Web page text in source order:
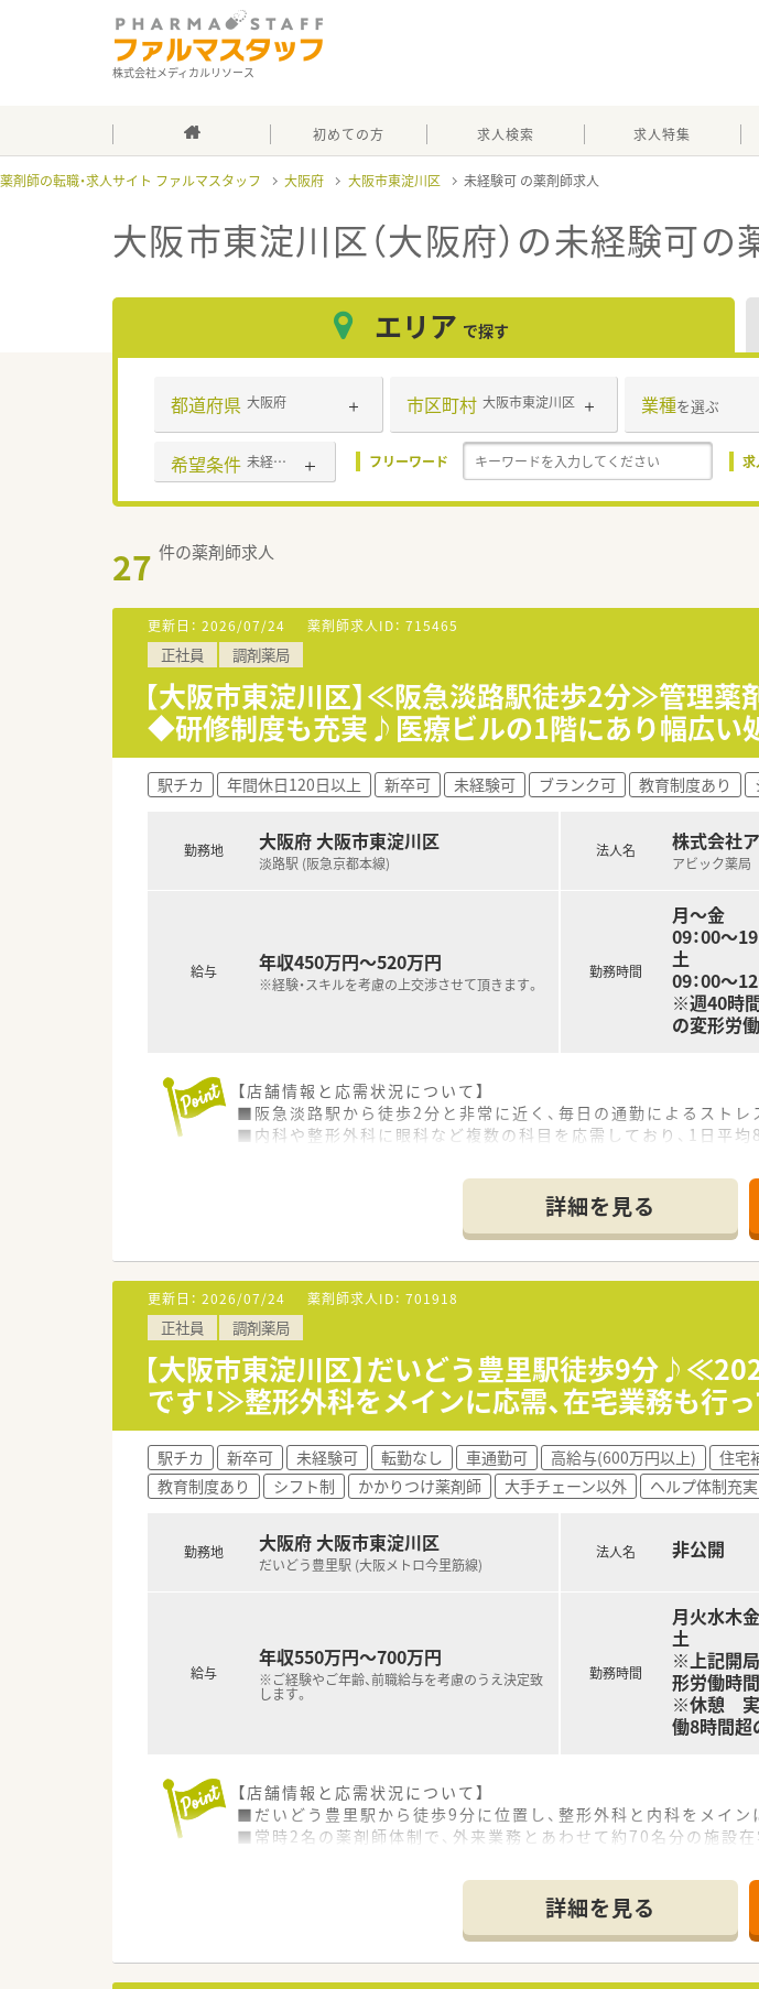
株式会社メディカルリソース
初めての方 求人検索 求人特集
薬剤師の転職・求人サイト ファルマスタッフ 大阪府 大阪市東淀川区 未経験可
大阪市東淀川区（大阪府）の未経験可の
エリア で探す
都道府県 大阪府 市区町村 大阪市東淀川区 業種を選ぶ
希望条件 未経験可 フリーワード
27 件の薬剤師求人
更新日： 2026/07/24 薬剤師求人ID： 715465
正社員 調剤薬局
【大阪市東淀川区】≪阪急淡路駅徒歩2分≫管理薬
◆研修制度も充実♪医療ビルの1階にあり幅広い
駅チカ 年間休日120日以上 新卒可 未経験可 ブランク可 教育制度あり
勤務地 大阪府 大阪市東淀川区
淡路駅 (阪急京都本線)
給与 年収450万円～520万円
※経験・スキルを考慮の上交渉させて頂きます。
法人名 株式会社
アビック薬
勤務時間
月～金
09：00～
土
09：00～
※週40時
の変形労
【店舗情報と応需状況について】
■阪急淡路駅から徒歩2分と非常に近く、毎日の通勤によるスト
■内科や整形外科に眼科など複数の科目を応需しており、1日平
■現職の管理薬剤師が異動することに伴う欠員補充のため、今後
■専門知識も大切ですが何よりお人柄を重視しており、周囲と円
■5年以上の調剤経験がある方を優先しますが、未経験でもフッ
【法人特徴について】
■創業当初から無借金経営を継続しているため財務基盤が非常に
■地域密着型の店舗展開を大切にしており、無理な拡大はせず信
■管理栄養士による栄養相談会や検体測定室の導入など、処方箋
【求人情報について】
■想定年収は450万円から520万円となっており、これまでのご
■昇給は年に1回あり賞与も年に2回しっかり支給されるため、目
■住宅補助はありませんが、薬剤師手当や管理職手当などの各種
【勤務実態について】
■全店舗の平均残業時間は月10時間未満と非常に短く、効率的
■年間休日は123日と業界トップクラスの多さを誇り、有給休暇
■産休や育休からの復帰率は100パーセントを維持しており、ラ
詳細を見る
更新日： 2026/07/24 薬剤師求人ID： 701918
正社員 調剤薬局
【大阪市東淀川区】だいどう豊里駅徒歩9分
です！≫整形外科をメインに応需、在宅業務も行
駅チカ 新卒可 未経験可 転勤なし 車通勤可 高給与(600万円以上) 住宅
教育制度あり
シフト制 かかりつけ薬剤師 大手チェーン以外 ヘルプ体制充実
勤務地 大阪府 大阪市東淀川区
だいどう豊里駅 (大阪メトロ今里筋線)
給与
年収550万円～700万円
※ご経験やご年齢、前職給与を考慮のうえ決定致
します。
法人名 非公開
勤務時間
月火水木
土 09
※上記開
形労働時
※休憩 実
働8時間超
【店舗情報と応需状況について】
■だいどう豊里駅から徒歩9分に位置し、整形外科と内科をメイ
■常時2名の薬剤師体制で、外来業務とあわせて約70名分の施設在
■欠員補充に伴う急募案件であり、周囲と協力しながら能動的に
■在宅業務に注力しているため、車の運転が可能でフットワーク
■入社半年以内の認定薬剤師取得が必須ですが、取得支援制度を
詳細を見る